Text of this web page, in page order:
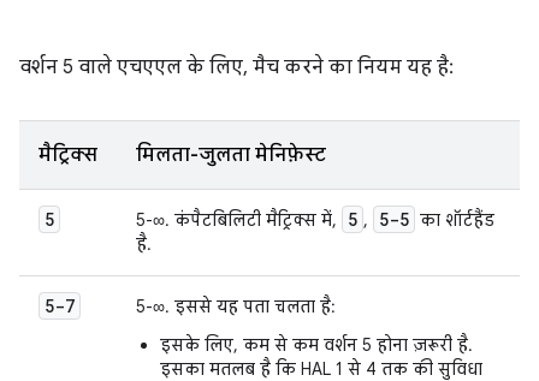
वर्शन 5 वाले एचएएल के लिए, मैच करने का नियम यह है:
मैट्रिक्स मिलता-जुलता मेनिफ़ेस्ट
5 5-∞. कंपैटबिलिटी मैट्रिक्स में, 5 , 5-5 का शॉर्टहैंड
है.
5-7
5-∞. इससे यह पता चलता है:
इसके लिए, कम से कम वर्शन 5 होना ज़रूरी है.
इसका मतलब है कि HAL 1 से 4 तक की सुविधा